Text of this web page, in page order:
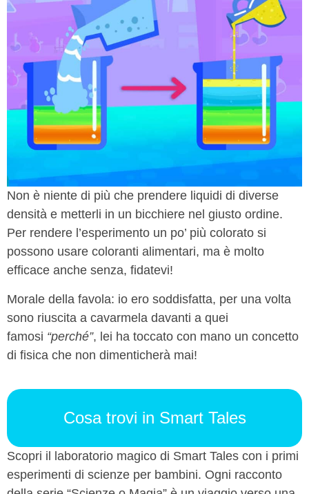
Non è niente di più che prendere liquidi di diverse
densità e metterli in un bicchiere nel giusto ordine.
Per rendere l’esperimento un po’ più colorato si
possono usare coloranti alimentari, ma è molto
efficace anche senza, fidatevi!
Morale della favola: io ero soddisfatta, per una volta
sono riuscita a cavarmela davanti a quei
famosi “perché”, lei ha toccato con mano un concetto
di fisica che non dimenticherà mai!
Cosa trovi in Smart Tales
Scopri il laboratorio magico di Smart Tales con i primi
esperimenti di scienze per bambini. Ogni racconto